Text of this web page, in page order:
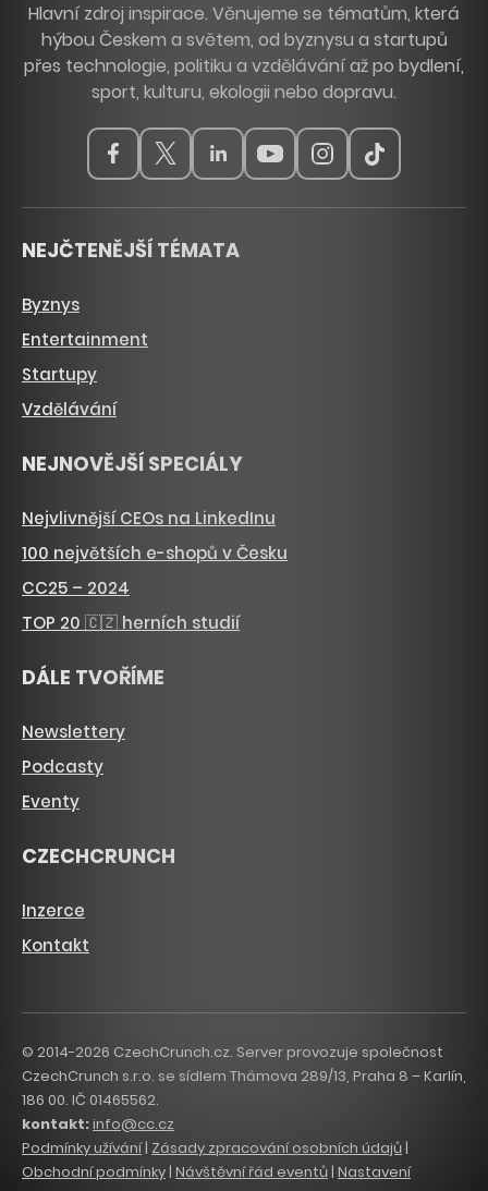
Hlavní zdroj inspirace. Věnujeme se tématům, která
hýbou Českem a světem, od byznysu a startupů
přes technologie, politiku a vzdělávání až po bydlení,
sport, kulturu, ekologii nebo dopravu.
NEJČTENĚJŠÍ TÉMATA
Byznys
Entertainment
Startupy
Vzdělávání
NEJNOVĚJŠÍ SPECIÁLY
Nejvlivnější CEOs na LinkedInu
100 největších e-shopů v Česku
CC25 – 2024
TOP 20 🇨🇿 herních studií
DÁLE TVOŘÍME
Newslettery
Podcasty
Eventy
CZECHCRUNCH
Inzerce
Kontakt
© 2014-2026 CzechCrunch.cz. Server provozuje společnost
CzechCrunch s.r.o. se sídlem Thámova 289/13, Praha 8 – Karlín,
186 00. IČ 01465562.
kontakt:info@cc.cz
Podmínky užívání| Zásady zpracování osobních údajů|
Obchodní podmínky| Návštěvní řád eventů | Nastavení